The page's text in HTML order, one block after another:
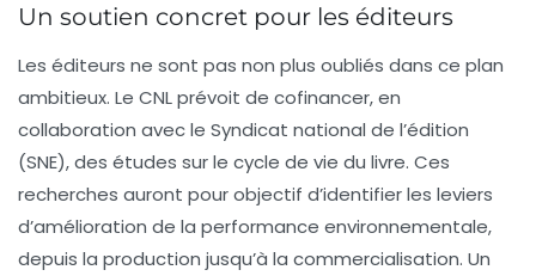
Un soutien concret pour les éditeurs
Les éditeurs ne sont pas non plus oubliés dans ce plan
ambitieux. Le CNL prévoit de cofinancer, en
collaboration avec le Syndicat national de l’édition
(SNE), des études sur le cycle de vie du livre. Ces
recherches auront pour objectif d’identifier les leviers
d’amélioration de la performance environnementale,
depuis la production jusqu’à la commercialisation. Un